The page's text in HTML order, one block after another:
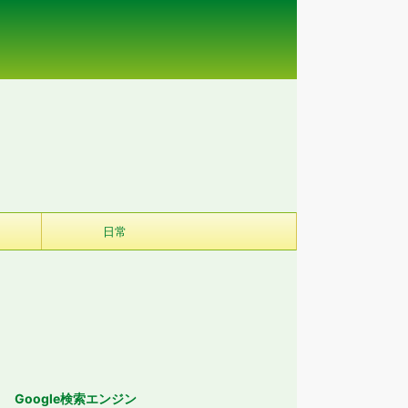
日常
Google検索エンジン